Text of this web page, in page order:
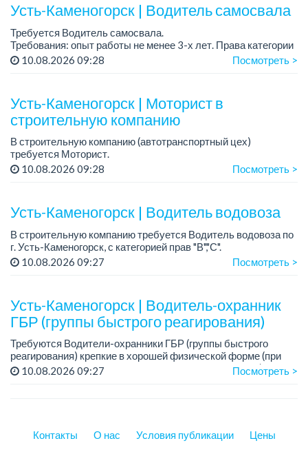
Усть-Каменогорск | Водитель самосвала
Требуется Водитель самосвала.
Требования: опыт работы не менее 3-х лет. Права категории
«В», «С». Удостоверение по промышленной безопасности....
10.08.2026 09:28 Посмотреть >
Усть-Каменогорск | Моторист в
строительную компанию
В строительную компанию (автотранспортный цех)
требуется Моторист.
Требования: опыт работы от 4 лет
10.08.2026 09:28 Посмотреть >
Усть-Каменогорск | Водитель водовоза
В строительную компанию требуется Водитель водовоза по
г. Усть-Каменогорск, с категорией прав "В","С".
Условия:
- О...
10.08.2026 09:27 Посмотреть >
Усть-Каменогорск | Водитель-охранник
ГБР (группы быстрого реагирования)
Требуются Водители-охранники ГБР (группы быстрого
реагирования) крепкие в хорошей физической форме (при
трудоустройстве обязательна сдача нормативов ФП).
10.08.2026 09:27 Посмотреть >
Контакты О нас Условия публикации Цены